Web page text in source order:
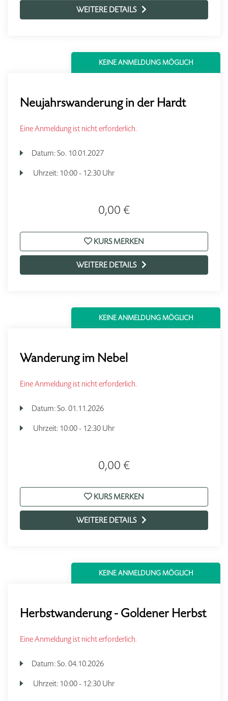
WEITERE DETAILS
KEINE ANMELDUNG MÖGLICH
Neujahrswanderung in der Hardt
Eine Anmeldung ist nicht erforderlich.
Datum:So. 10.01.2027
Uhrzeit: 10:00 - 12:30 Uhr
0,00 €
KURS MERKEN
WEITERE DETAILS
KEINE ANMELDUNG MÖGLICH
Wanderung im Nebel
Eine Anmeldung ist nicht erforderlich.
Datum:So. 01.11.2026
Uhrzeit: 10:00 - 12:30 Uhr
0,00 €
KURS MERKEN
WEITERE DETAILS
KEINE ANMELDUNG MÖGLICH
Herbstwanderung - Goldener Herbst
Eine Anmeldung ist nicht erforderlich.
Datum:So. 04.10.2026
Uhrzeit: 10:00 - 12:30 Uhr